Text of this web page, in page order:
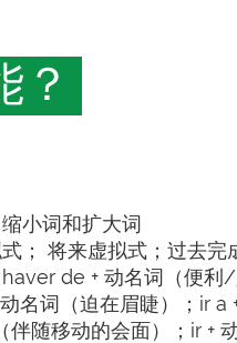
？
小词和扩大词
； 将来虚拟式；过去完
de + 动名词（便利
名词（迫在眉睫）；ir a
随移动的会面）；ir +